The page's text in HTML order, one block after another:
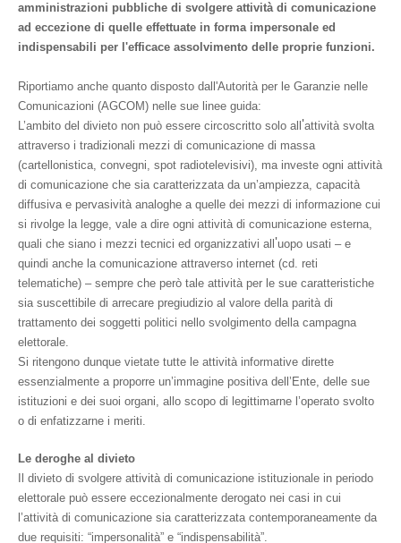
amministrazioni pubbliche di svolgere attività di comunicazione
ad eccezione di quelle effettuate in forma impersonale ed
indispensabili per l'efficace assolvimento delle proprie funzioni.
Riportiamo anche quanto disposto dall'Autorità per le Garanzie nelle
Comunicazioni (AGCOM) nelle sue linee guida:
L’ambito del divieto non può essere circoscritto solo all 'attività svolta
attraverso i tradizionali mezzi di comunicazione di massa
(cartellonistica, convegni, spot radiotelevisivi), ma investe ogni attività
di comunicazione che sia caratterizzata da un’ampiezza, capacità
diffusiva e pervasività analoghe a quelle dei mezzi di informazione cui
si rivolge la legge, vale a dire ogni attività di comunicazione esterna,
quali che siano i mezzi tecnici ed organizzativi all 'uopo usati – e
quindi anche la comunicazione attraverso internet (cd. reti
telematiche) – sempre che però tale attività per le sue caratteristiche
sia suscettibile di arrecare pregiudizio al valore della parità di
trattamento dei soggetti politici nello svolgimento della campagna
elettorale.
Si ritengono dunque vietate tutte le attività informative dirette
essenzialmente a proporre un’immagine positiva dell’Ente, delle sue
istituzioni e dei suoi organi, allo scopo di legittimarne l’operato svolto
o di enfatizzarne i meriti.
Le deroghe al divieto
Il divieto di svolgere attività di comunicazione istituzionale in periodo
elettorale può essere eccezionalmente derogato nei casi in cui
l’attività di comunicazione sia caratterizzata contemporaneamente da
due requisiti: “impersonalità” e “indispensabilità”.